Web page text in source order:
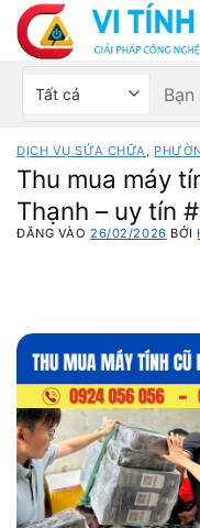
Bỏ
qua
nội
dungChọn
sản
phẩm
Tìm
kiếm:
DỊCH VỤ SỬA CHỮA
Thu mua máy
Thạnh – uy tín
ĐĂNG VÀO26/02/2026 BỞI